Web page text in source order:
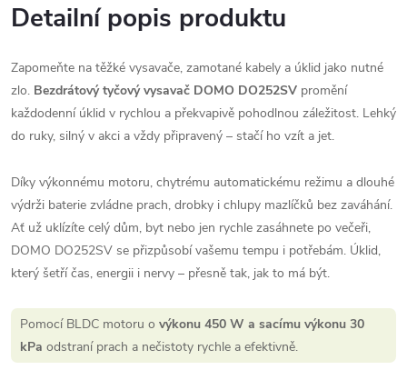
Detailní popis produktu
Zapomeňte na těžké vysavače, zamotané kabely a úklid jako nutné
zlo. Bezdrátový tyčový vysavač DOMO DO252SV promění
každodenní úklid v rychlou a překvapivě pohodlnou záležitost. Lehký
do ruky, silný v akci a vždy připravený – stačí ho vzít a jet.
Díky výkonnému motoru, chytrému automatickému režimu a dlouhé
výdrži baterie zvládne prach, drobky i chlupy mazlíčků bez zaváhání.
Ať už uklízíte celý dům, byt nebo jen rychle zasáhnete po večeři,
DOMO DO252SV se přizpůsobí vašemu tempu i potřebám. Úklid,
který šetří čas, energii i nervy – přesně tak, jak to má být.
Pomocí BLDC motoru o výkonu 450 W a sacímu výkonu 30
kPa odstraní prach a nečistoty rychle a efektivně.